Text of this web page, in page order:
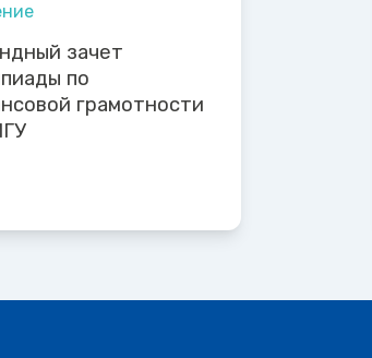
зачет
по
грамотности